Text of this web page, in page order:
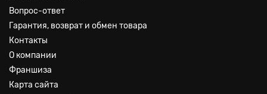
Вопрос-ответ
Гарантия, возврат и обмен товара
Контакты
О компании
Франшиза
Карта сайта